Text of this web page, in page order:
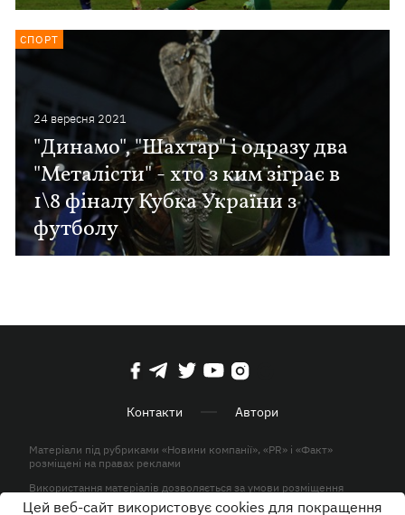
24 вересня 2021
"Динамо", "Шахтар" і одразу два
"Металісти" - хто з ким зіграє в
1\8 фіналу Кубка України з
футболу
СПОРТ
Контакти Автори
Матеріали під рубриками «Новини компанії», «PR» і «Факт»
розміщені на правах реклами
Використання матеріалів дозволяється за умови розміщення
активного гіперпосилання на KP.UA в першому абзаці.
Цей веб-сайт використовує cookies для покращення